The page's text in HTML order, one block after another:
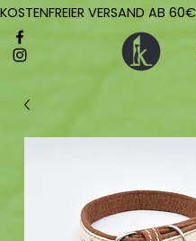
KOSTENFREIER VERSAND AB 60€